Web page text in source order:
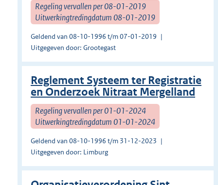
Regeling vervallen per 08-01-2019
Uitwerkingtredingdatum 08-01-2019
Geldend van 08-10-1996 t/m 07-01-2019
Uitgegeven door: Grootegast
Reglement Systeem ter Registratie
en Onderzoek Nitraat Mergelland
Regeling vervallen per 01-01-2024
Uitwerkingtredingdatum 01-01-2024
Geldend van 08-10-1996 t/m 31-12-2023
Uitgegeven door: Limburg